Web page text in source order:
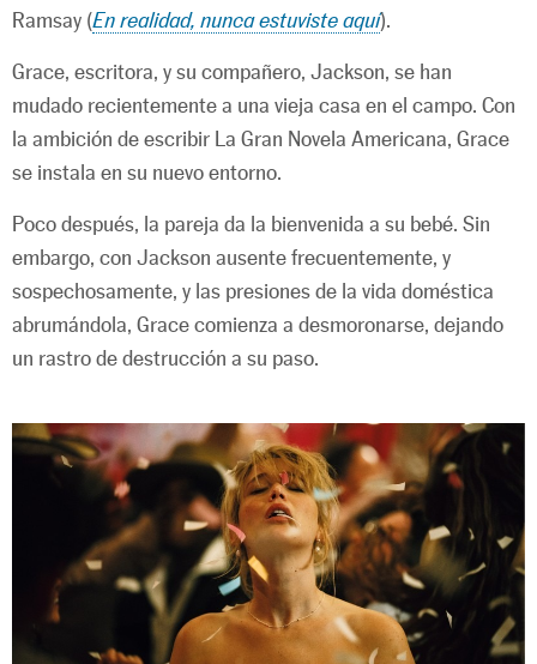
Ramsay (En realidad, nunca estuviste aquí).
Grace, escritora, y su compañero, Jackson, se han
mudado recientemente a una vieja casa en el campo. Con
la ambición de escribir La Gran Novela Americana, Grace
se instala en su nuevo entorno.
Poco después, la pareja da la bienvenida a su bebé. Sin
embargo, con Jackson ausente frecuentemente, y
sospechosamente, y las presiones de la vida doméstica
abrumándola, Grace comienza a desmoronarse, dejando
un rastro de destrucción a su paso.